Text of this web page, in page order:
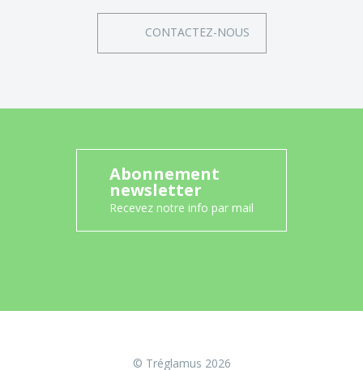
CONTACTEZ-NOUS
Abonnement
newsletter
Recevez notre info par mail
© Tréglamus 2026